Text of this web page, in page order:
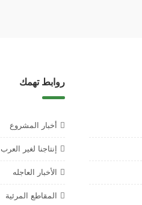
روابط تهمك
أخبار المشروع
إنتاجنا لغير العرب
الأخبار العاجله
المقاطع المرئية